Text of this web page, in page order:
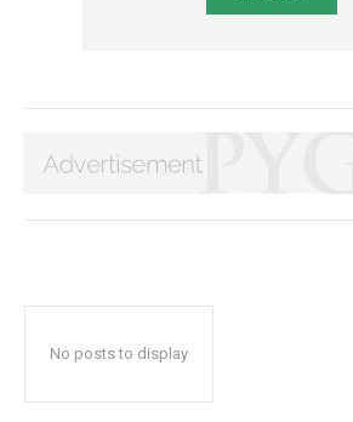
No posts to display